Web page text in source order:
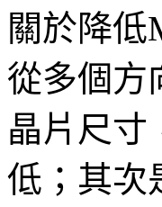
關於降
從多個方
晶片尺寸
低；其次